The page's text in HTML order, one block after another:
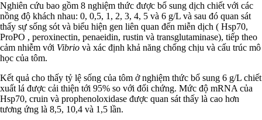
Nghiên cứu bao gồm 8 nghiệm thức được bổ sung dịch chiết với các
nồng độ khách nhau: 0, 0,5, 1, 2, 3, 4, 5 và 6 g/L và sau đó quan sát
thấy sự sống sót và biểu hiện gen liên quan đến miễn dịch ( Hsp70,
ProPO , peroxinectin, penaeidin, rustin và transglutaminase), tiếp theo
cảm nhiễm với Vibrio và xác định khả năng chống chịu và cấu trúc mô
học của tôm.
Kết quả cho thấy tỷ lệ sống của tôm ở nghiệm thức bổ sung 6 g/L chiết
xuất lá được cải thiện tới 95% so với đối chứng. Mức độ mRNA của
Hsp70, cruin và prophenoloxidase được quan sát thấy là cao hơn
tương ứng là 8,5, 10,4 và 1,5 lần.